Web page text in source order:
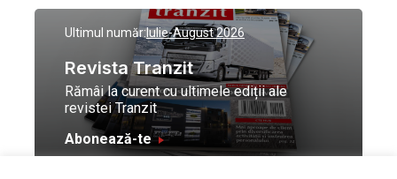
Ultimul număr:Iulie-August 2026
Revista Tranzit
Rămâi la curent cu ultimele ediții ale
revistei Tranzit
Abonează-te